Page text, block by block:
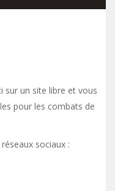
un site libre et vous y
pour les combats de
sociaux :